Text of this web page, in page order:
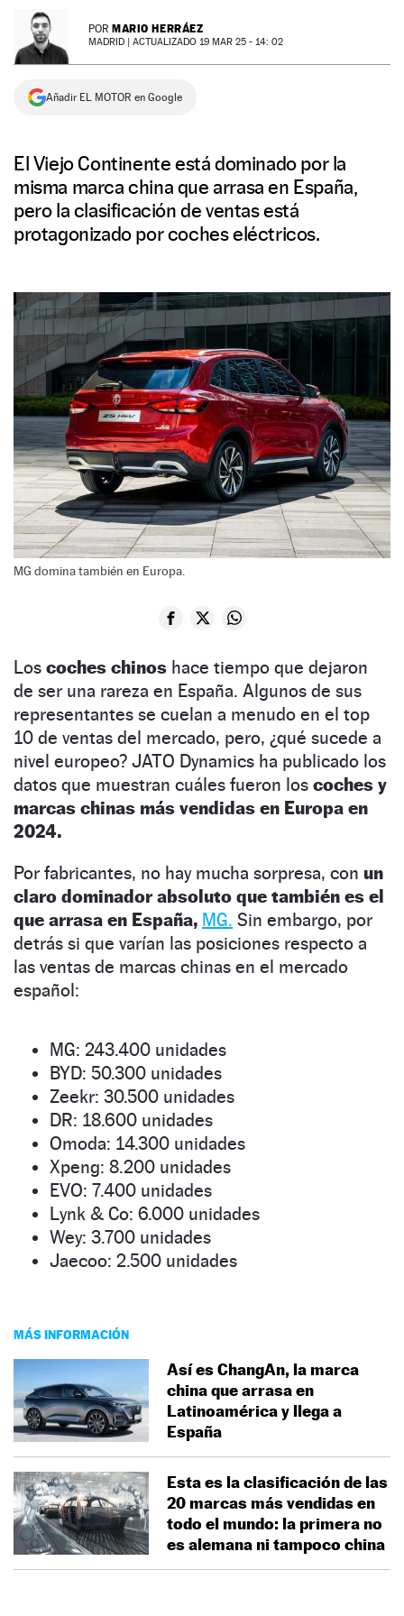
NEWSLETTER POR MARIO HERRÁEZ
MADRID | ACTUALIZADO 19 MAR 25 - 14: 02
Añadir EL MOTOR en Google
El Viejo Continente está dominado por la
misma marca china que arrasa en España,
pero la clasificación de ventas está
protagonizado por coches eléctricos.
MG domina también en Europa.
Los coches chinos hace tiempo que dejaron
de ser una rareza en España. Algunos de sus
representantes se cuelan a menudo en el top
10 de ventas del mercado, pero, ¿qué sucede a
nivel europeo? JATO Dynamics ha publicado los
datos que muestran cuáles fueron los coches y
marcas chinas más vendidas en Europa en
2024.
Por fabricantes, no hay mucha sorpresa, con un
claro dominador absoluto que también es el
que arrasa en España, MG. Sin embargo, por
detrás si que varían las posiciones respecto a
las ventas de marcas chinas en el mercado
español:
MG: 243.400 unidades
BYD: 50.300 unidades
Zeekr: 30.500 unidades
DR: 18.600 unidades
Omoda: 14.300 unidades
Xpeng: 8.200 unidades
EVO: 7.400 unidades
Lynk & Co: 6.000 unidades
Wey: 3.700 unidades
Jaecoo: 2.500 unidades
MÁS INFORMACIÓN
Así es ChangAn, la marca
china que arrasa en
Latinoamérica y llega a
España
Esta es la clasificación de las
20 marcas más vendidas en
todo el mundo: la primera no
es alemana ni tampoco china